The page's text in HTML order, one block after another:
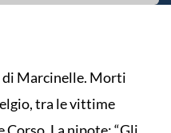
di Marcinelle. Morti
tra le vittime